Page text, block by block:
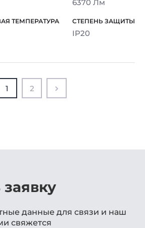
6370 Лм
IP20
1 2
данные для связи и наш
свяжется